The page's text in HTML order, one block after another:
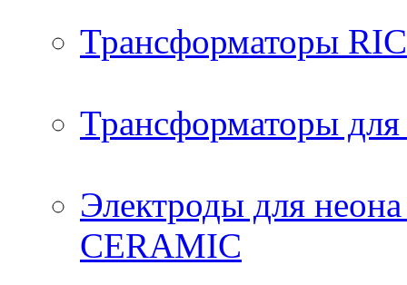
Трансформаторы
Трансформаторы
Электроды для
CERAMIC